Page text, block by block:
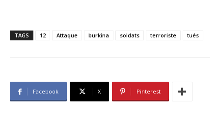
TAGS 12 Attaque burkina soldats terroriste tués
Facebook X Pinterest